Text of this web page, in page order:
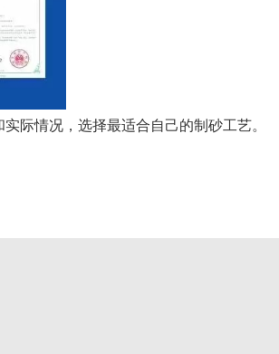
际情况，选择最适合自己的制砂工艺。